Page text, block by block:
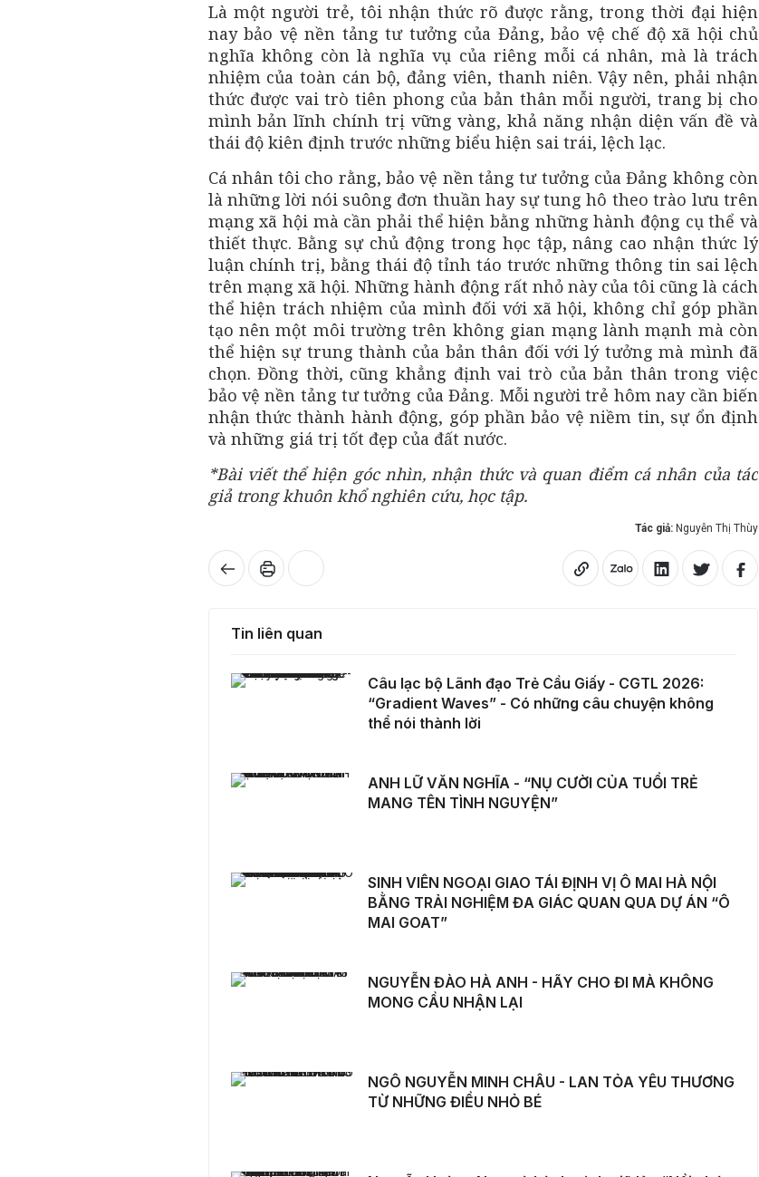
Là một người trẻ, tôi nhận thức rõ được rằng, trong thời đại hiện
nay bảo vệ nền tảng tư tưởng của Đảng, bảo vệ chế độ xã hội chủ
nghĩa không còn là nghĩa vụ của riêng mỗi cá nhân, mà là trách
nhiệm của toàn cán bộ, đảng viên, thanh niên. Vậy nên, phải nhận
thức được vai trò tiên phong của bản thân mỗi người, trang bị cho
mình bản lĩnh chính trị vững vàng, khả năng nhận diện vấn đề và
thái độ kiên định trước những biểu hiện sai trái, lệch lạc.
Cá nhân tôi cho rằng, bảo vệ nền tảng tư tưởng của Đảng không còn
là những lời nói suông đơn thuần hay sự tung hô theo trào lưu trên
mạng xã hội mà cần phải thể hiện bằng những hành động cụ thể và
thiết thực. Bằng sự chủ động trong học tập, nâng cao nhận thức lý
luận chính trị, bằng thái độ tỉnh táo trước những thông tin sai lệch
trên mạng xã hội. Những hành động rất nhỏ này của tôi cũng là cách
thể hiện trách nhiệm của mình đối với xã hội, không chỉ góp phần
tạo nên một môi trường trên không gian mạng lành mạnh mà còn
thể hiện sự trung thành của bản thân đối với lý tưởng mà mình đã
chọn. Đồng thời, cũng khẳng định vai trò của bản thân trong việc
bảo vệ nền tảng tư tưởng của Đảng. Mỗi người trẻ hôm nay cần biến
nhận thức thành hành động, góp phần bảo vệ niềm tin, sự ổn định
và những giá trị tốt đẹp của đất nước.
*Bài viết thể hiện góc nhìn, nhận thức và quan điểm cá nhân của tác
giả trong khuôn khổ nghiên cứu, học tập.
Tác giả: Nguyễn Thị Thùy
Tin liên quan
Câu lạc bộ Lãnh đạo Trẻ Cầu Giấy - CGTL 2026: “Gradient Waves” - Có những câu chuyện không thể nói thành lời
Câu lạc bộ Lãnh đạo Trẻ Cầu Giấy - CGTL 2026:
“Gradient Waves” - Có những câu chuyện không
thể nói thành lời
ANH LỮ VĂN NGHĨA - “NỤ CƯỜI CỦA TUỔI TRẺ MANG TÊN TÌNH NGUYỆN”
ANH LỮ VĂN NGHĨA - “NỤ CƯỜI CỦA TUỔI TRẺ
MANG TÊN TÌNH NGUYỆN”
SINH VIÊN NGOẠI GIAO TÁI ĐỊNH VỊ Ô MAI HÀ NỘI BẰNG TRẢI NGHIỆM ĐA GIÁC QUAN QUA DỰ ÁN “Ô MAI GOAT”
SINH VIÊN NGOẠI GIAO TÁI ĐỊNH VỊ Ô MAI HÀ NỘI
BẰNG TRẢI NGHIỆM ĐA GIÁC QUAN QUA DỰ ÁN “Ô
MAI GOAT”
NGUYỄN ĐÀO HÀ ANH - HÃY CHO ĐI MÀ KHÔNG MONG CẦU NHẬN LẠI
NGUYỄN ĐÀO HÀ ANH - HÃY CHO ĐI MÀ KHÔNG
MONG CẦU NHẬN LẠI
NGÔ NGUYỄN MINH CHÂU - LAN TỎA YÊU THƯƠNG TỪ NHỮNG ĐIỀU NHỎ BÉ
NGÔ NGUYỄN MINH CHÂU - LAN TỎA YÊU THƯƠNG
TỪ NHỮNG ĐIỀU NHỎ BÉ
Nguyễn Hoàng Nam và hành trình giữ lửa “Nồi cháo tình thương”